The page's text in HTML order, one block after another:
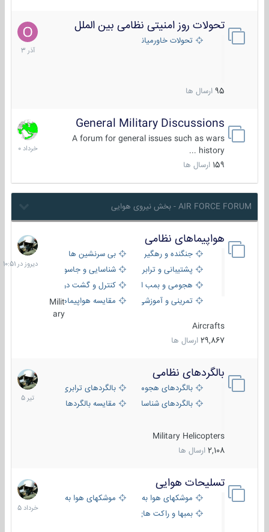
تحولات روز امنیتی نظامی بین الملل
تحولات خاورمیانه
95 ارسال ها
21
آذر
1403
General Military Discussions
A forum for general issues such as wars
history ...
159 ارسال ها
10
خرداد
1400
AIR FORCE FORUM - بخش نیروی هوایی
هواپیماهای نظامی
جنگنده و رهگیر
بی سرنشین ها
پشتیبانی و ترابری
شناسایی و جاسوسی
هجومی و بمب افکن
کنترل و گشت دریایی
تمرینی و آموزشی
مقایسه هواپیماهاMilit
ary
Aircrafts
29,867 ارسال ها
دیروز
در
10:51
بالگردهای نظامی
بالگردهای هجومی
بالگردهای ترابری
بالگردهای شناسایی
مقایسه بالگردها
Military Helicopters
2,108 ارسال ها
22
تیر
1405
تسلیحات هوایی
موشکهای هوا به هوا
موشکهای هوا به سطح
بمبها و راکت های هوایی
30
خرداد
1405